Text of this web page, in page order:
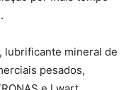
lubrificante mineral de
pesados,